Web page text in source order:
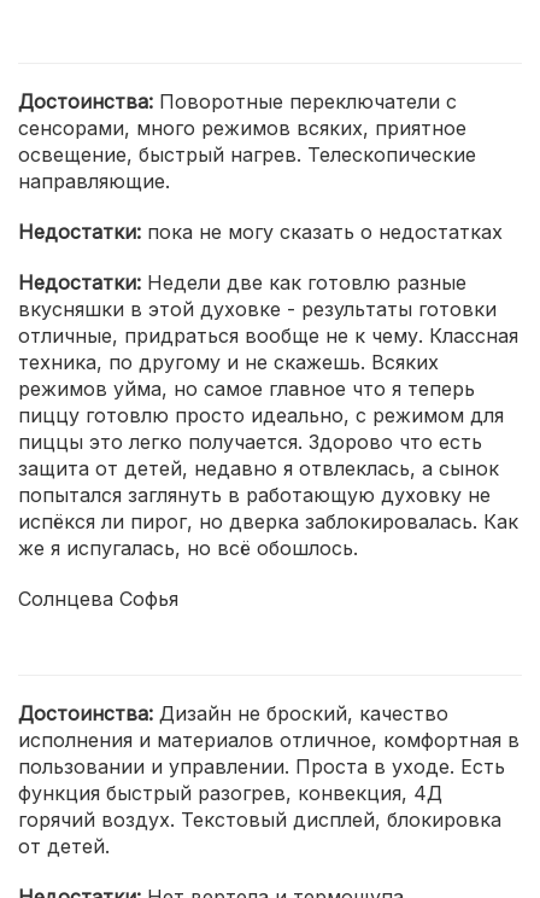
Достоинства: Поворотные переключатели с
сенсорами, много режимов всяких, приятное
освещение, быстрый нагрев. Телескопические
направляющие.
Недостатки: пока не могу сказать о недостатках
Недостатки: Недели две как готовлю разные
вкусняшки в этой духовке - результаты готовки
отличные, придраться вообще не к чему. Классная
техника, по другому и не скажешь. Всяких
режимов уйма, но самое главное что я теперь
пиццу готовлю просто идеально, с режимом для
пиццы это легко получается. Здорово что есть
защита от детей, недавно я отвлеклась, а сынок
попытался заглянуть в работающую духовку не
испёкся ли пирог, но дверка заблокировалась. Как
же я испугалась, но всё обошлось.
Солнцева Софья
Достоинства: Дизайн не броский, качество
исполнения и материалов отличное, комфортная в
пользовании и управлении. Проста в уходе. Есть
функция быстрый разогрев, конвекция, 4Д
горячий воздух. Текстовый дисплей, блокировка
от детей.